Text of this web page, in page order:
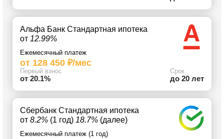
Альфа Банк Стандартная ипотека
от 12.99%
Ежемесячный платеж
от 128 450 ₽/мес
Первый взнос
от 20.1%
Срок
до 20 лет
Сбербанк Стандартная ипотека
от 8.2% (1 год) 18.7% (далее)
Ежемесячный платеж (1 год)